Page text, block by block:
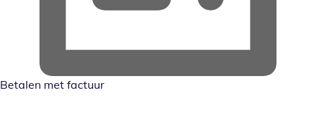
Betalen met factuur